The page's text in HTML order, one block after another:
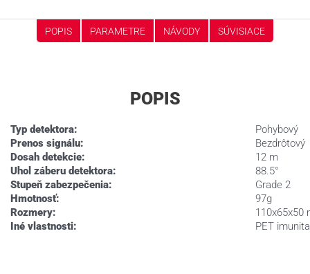
POPIS PARAMETRE NÁVODY SÚVISIACE
POPIS
Typ detektora:
Pohybový
Prenos signálu:
Bezdrôtový
Dosah detekcie:
12 m
Uhol záberu detektora:
88.5°
Stupeň zabezpečenia:
Grade 2
Hmotnosť:
97g
Rozmery:
110x65x50
Iné vlastnosti:
PET